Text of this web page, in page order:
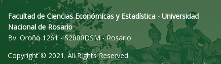
Facultad de Ciencias Económicas y Estadística - Universidad
Nacional de Rosario
Bv. Oroño 1261 - S2000DSM - Rosario
Copyright © 2021. All Rights Reserved.